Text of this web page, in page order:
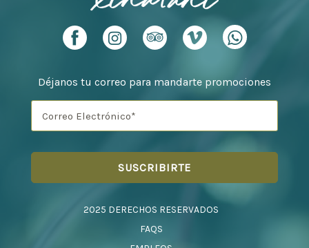
Déjanos tu correo para mandarte promociones
2025 DERECHOS RESERVADOS
FAQS